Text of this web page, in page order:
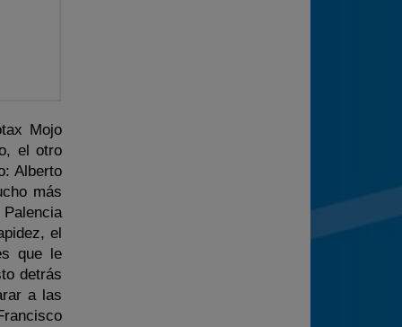
Mojo
el otro
Alberto
más
el
que le
detrás
a las